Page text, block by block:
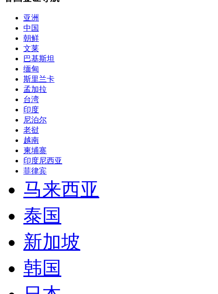
亲子游
国内游
邮轮之旅
自由行
团购
酒店
签证
各国签证导航
亚洲
中国
朝鲜
文莱
巴基斯坦
缅甸
斯里兰卡
台湾
印度
尼泊尔
老挝
柬埔寨
印度尼西亚
菲律宾
马来西亚